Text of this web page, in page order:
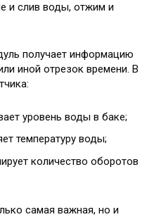
и слив воды, отжим и
получает информацию
иной отрезок времени. В
уровень воды в баке;
температуру воды;
количество оборотов
самая важная, но и